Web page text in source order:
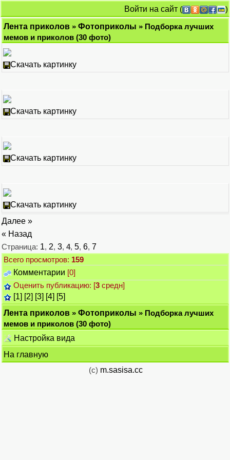
Войти на сайт (
)
Лента приколов » Фотоприколы » Подборка лучших
мемов и приколов (30 фото)
Скачать картинку
Скачать картинку
Скачать картинку
Скачать картинку
Далее »
« Назад
Страница: 1, 2, 3, 4, 5, 6, 7
Всего просмотров: 159
Комментарии [0]
Оценить публикацию: [3 средн]
[1] [2] [3] [4] [5]
Лента приколов » Фотоприколы » Подборка лучших
мемов и приколов (30 фото)
Настройка вида
На главную
(c) m.sasisa.cc